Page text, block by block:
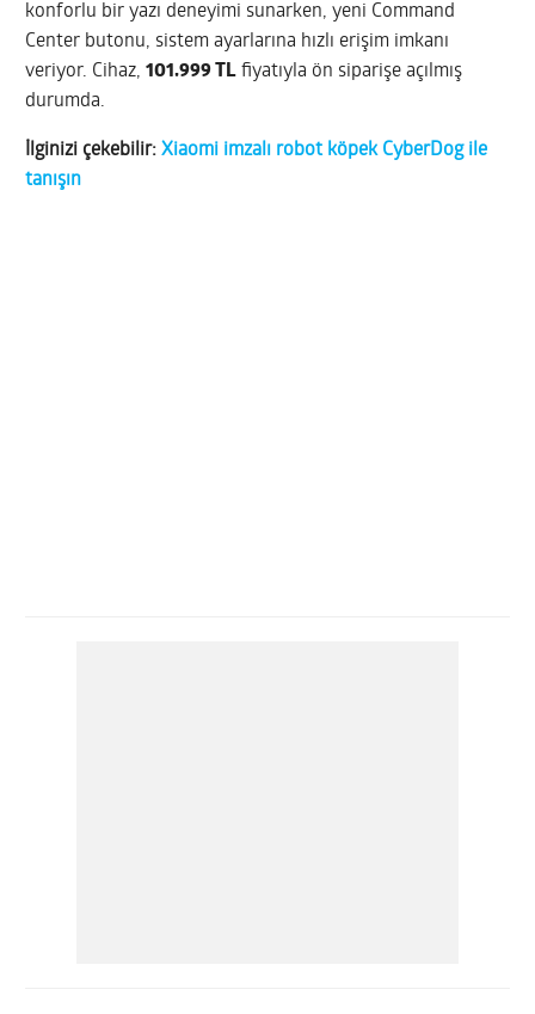
konforlu bir yazı deneyimi sunarken, yeni Command
Center butonu, sistem ayarlarına hızlı erişim imkanı
veriyor. Cihaz,101.999 TL fiyatıyla ön siparişe açılmış
durumda.
İlginizi çekebilir:Xiaomi imzalı robot köpek CyberDog ile
tanışın